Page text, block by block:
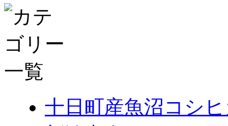
十日町産魚沼コシ